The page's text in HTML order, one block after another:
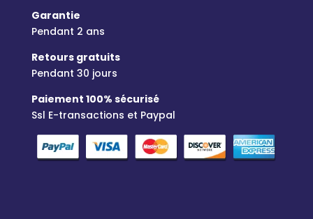
Garantie
Pendant 2 ans
Retours gratuits
Pendant 30 jours
Paiement 100% sécurisé
Ssl E-transactions et Paypal